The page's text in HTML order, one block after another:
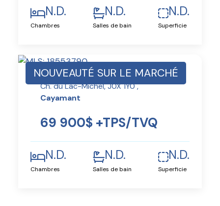
N.D.
Chambres
N.D.
Salles de bain
N.D.
Superficie
NOUVEAUTÉ SUR LE MARCHÉ
Ch. du Lac-Michel, J0X 1Y0 ,
Cayamant
69 900$ +TPS/TVQ
N.D.
Chambres
N.D.
Salles de bain
N.D.
Superficie